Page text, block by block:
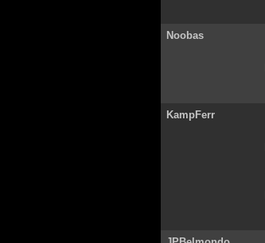
Noobas
KampFerr